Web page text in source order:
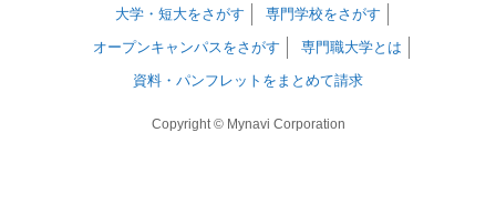
大学・短大をさがす
専門学校をさがす
オープンキャンパスをさがす
専門職大学とは
資料・パンフレットをまとめて請求
Copyright © Mynavi Corporation